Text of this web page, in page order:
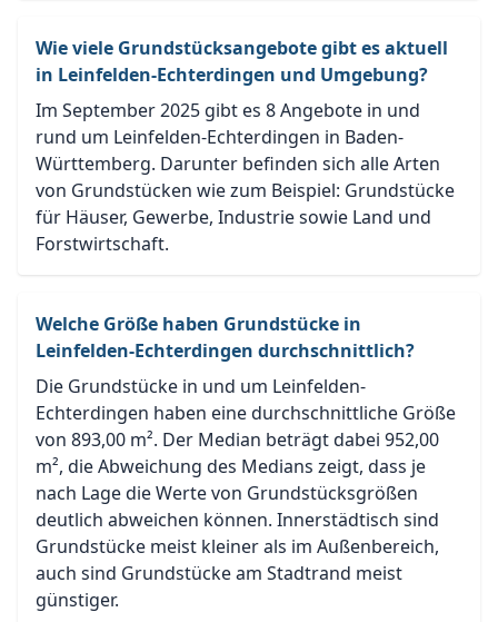
Wie viele Grundstücksangebote gibt es aktuell
in Leinfelden-Echterdingen und Umgebung?
Im September 2025 gibt es 8 Angebote in und
rund um Leinfelden-Echterdingen in Baden-
Württemberg. Darunter befinden sich alle Arten
von Grundstücken wie zum Beispiel: Grundstücke
für Häuser, Gewerbe, Industrie sowie Land und
Forstwirtschaft.
Welche Größe haben Grundstücke in
Leinfelden-Echterdingen durchschnittlich?
Die Grundstücke in und um Leinfelden-
Echterdingen haben eine durchschnittliche Größe
von 893,00 m². Der Median beträgt dabei 952,00
m², die Abweichung des Medians zeigt, dass je
nach Lage die Werte von Grundstücksgrößen
deutlich abweichen können. Innerstädtisch sind
Grundstücke meist kleiner als im Außenbereich,
auch sind Grundstücke am Stadtrand meist
günstiger.